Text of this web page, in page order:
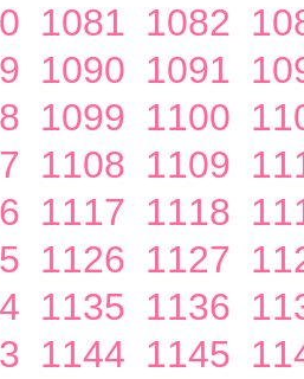
1081 1082
1090 1091
1099 1100
1108 1109
1117 1118
1126 1127
1135 1136
1144 1145